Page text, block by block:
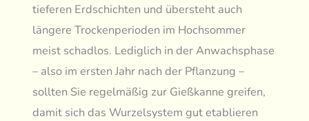
tieferen Erdschichten und übersteht auch
längere Trockenperioden im Hochsommer
meist schadlos. Lediglich in der Anwachsphase
– also im ersten Jahr nach der Pflanzung –
sollten Sie regelmäßig zur Gießkanne greifen,
damit sich das Wurzelsystem gut etablieren